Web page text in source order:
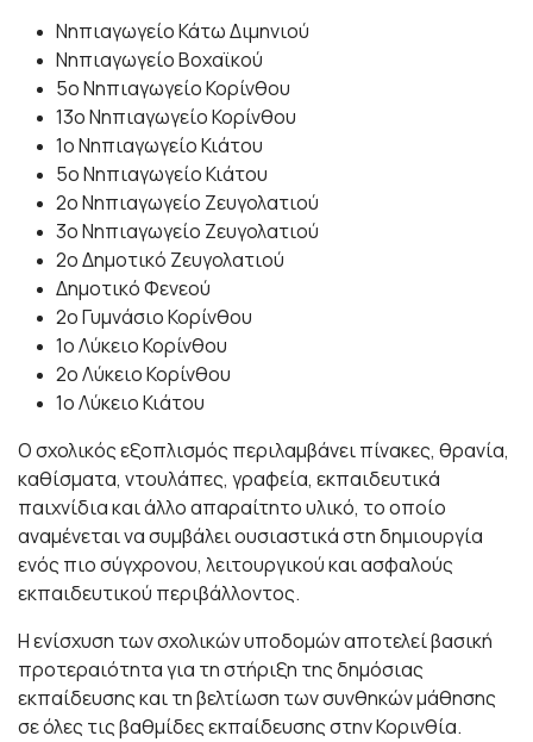
Νηπιαγωγείο Κάτω Διμηνιού
Νηπιαγωγείο Βοχαϊκού
5ο Νηπιαγωγείο Κορίνθου
13ο Νηπιαγωγείο Κορίνθου
1ο Νηπιαγωγείο Κιάτου
5ο Νηπιαγωγείο Κιάτου
2ο Νηπιαγωγείο Ζευγολατιού
3ο Νηπιαγωγείο Ζευγολατιού
2ο Δημοτικό Ζευγολατιού
Δημοτικό Φενεού
2ο Γυμνάσιο Κορίνθου
1ο Λύκειο Κορίνθου
2ο Λύκειο Κορίνθου
1ο Λύκειο Κιάτου
Ο σχολικός εξοπλισμός περιλαμβάνει πίνακες, θρανία,
καθίσματα, ντουλάπες, γραφεία, εκπαιδευτικά
παιχνίδια και άλλο απαραίτητο υλικό, το οποίο
αναμένεται να συμβάλει ουσιαστικά στη δημιουργία
ενός πιο σύγχρονου, λειτουργικού και ασφαλούς
εκπαιδευτικού περιβάλλοντος.
Η ενίσχυση των σχολικών υποδομών αποτελεί βασική
προτεραιότητα για τη στήριξη της δημόσιας
εκπαίδευσης και τη βελτίωση των συνθηκών μάθησης
σε όλες τις βαθμίδες εκπαίδευσης στην Κορινθία.